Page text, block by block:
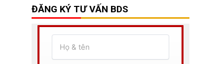
ĐĂNG KÝ TƯ VẤN BDS